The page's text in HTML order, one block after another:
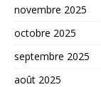
novembre 2025
octobre 2025
septembre 2025
août 2025